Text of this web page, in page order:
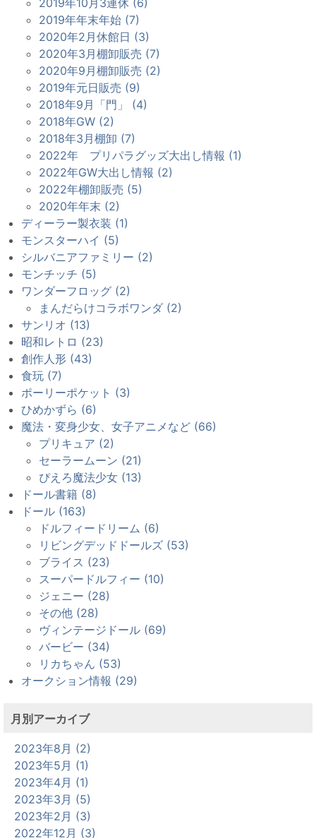
2019年年末年始 (7)
2020年2月休館日 (3)
2020年3月棚卸販売 (7)
2020年9月棚卸販売 (2)
2019年元日販売 (9)
2018年9月「門」 (4)
2018年GW (2)
2018年3月棚卸 (7)
2022年 プリパラグッズ大出し情報 (1)
2022年GW大出し情報 (2)
2022年棚卸販売 (5)
2020年年末 (2)
ディーラー製衣装 (1)
モンスターハイ (5)
シルバニアファミリー (2)
モンチッチ (5)
ワンダーフロッグ (2)
まんだらけコラボワンダ (2)
サンリオ (13)
昭和レトロ (23)
創作人形 (43)
食玩 (7)
ポーリーポケット (3)
ひめかずら (6)
魔法・変身少女、女子アニメなど (66)
プリキュア (2)
セーラームーン (21)
ぴえろ魔法少女 (13)
ドール書籍 (8)
ドール (163)
ドルフィードリーム (6)
リビングデッドドールズ (53)
ブライス (23)
スーパードルフィー (10)
ジェニー (28)
その他 (28)
ヴィンテージドール (69)
バービー (34)
リカちゃん (53)
オークション情報 (29)
月別アーカイブ
2023年8月 (2)
2023年5月 (1)
2023年4月 (1)
2023年3月 (5)
2023年2月 (3)
2022年12月 (3)